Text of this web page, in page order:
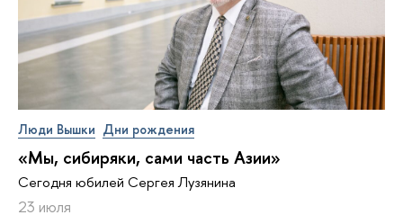
Люди Вышки Дни рождения
«Мы, сибиряки, сами часть Азии»
Сегодня юбилей Сергея Лузянина
23 июля